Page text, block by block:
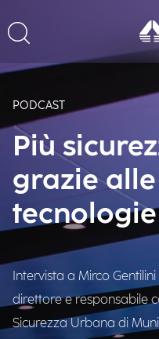
PODCAST
Più
grazie
tecnologie
Intervista a Mirco
direttore e responsabile
Sicurezza Urbana di